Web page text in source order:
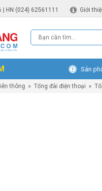
HN (024) 62561111 Giới
Sản
thông » Tổng đài điện thoại »